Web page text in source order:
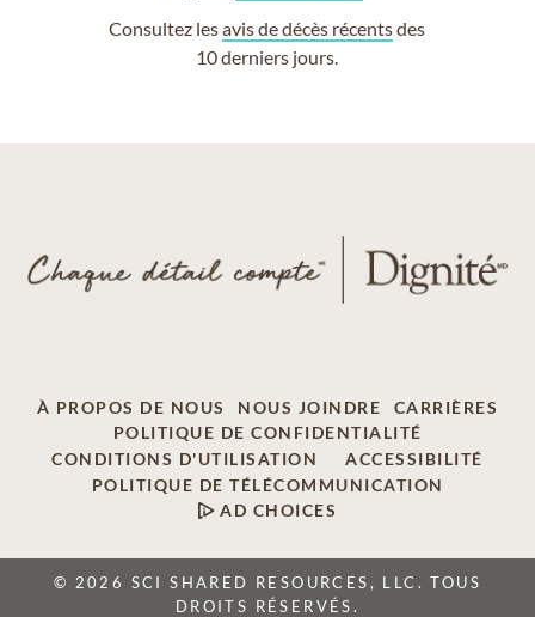
Consultez lesavis de décès récentsdes
10 derniers jours.
À PROPOS DE NOUS NOUS JOINDRE
CARRIÈRES
POLITIQUE DE CONFIDENTIALITÉ
CONDITIONS D'UTILISATION
ACCESSIBILITÉ
POLITIQUE DE TÉLÉCOMMUNICATION
AD CHOICES
© 2026 SCI SHARED RESOURCES, LLC. TOUS
DROITS RÉSERVÉS.